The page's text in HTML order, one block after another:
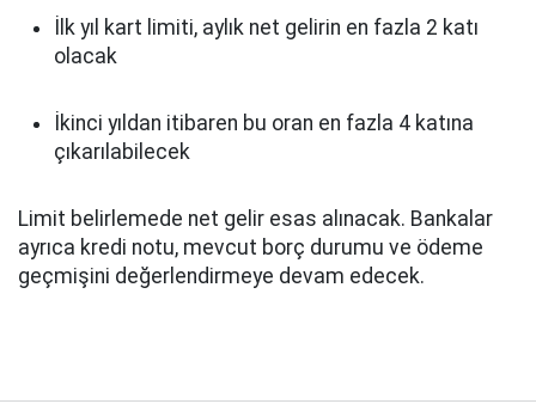
İlk yıl kart limiti, aylık net gelirin en fazla 2 katı
olacak
İkinci yıldan itibaren bu oran en fazla 4 katına
çıkarılabilecek
Limit belirlemede net gelir esas alınacak. Bankalar
ayrıca kredi notu, mevcut borç durumu ve ödeme
geçmişini değerlendirmeye devam edecek.